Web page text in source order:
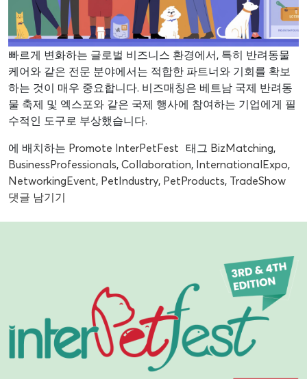
빠르게 변화하는 글로벌 비즈니스 환경에서, 특히 반려동물
케어와 같은 전문 분야에서는 적합한 파트너와 기회를 확보
하는 것이 매우 중요합니다. 비즈매칭은 베트남 국제 반려동
물 축제 및 엑스포와 같은 국제 행사에 참여하는 기업에게 필
수적인 도구로 부상했습니다.
에 배치하는 Promote InterPetFest 태그 BizMatching,
BusinessProfessionals, Collaboration, InternationalExpo,
NetworkingEvent, PetIndustry, PetProducts, TradeShow
댓글 남기기